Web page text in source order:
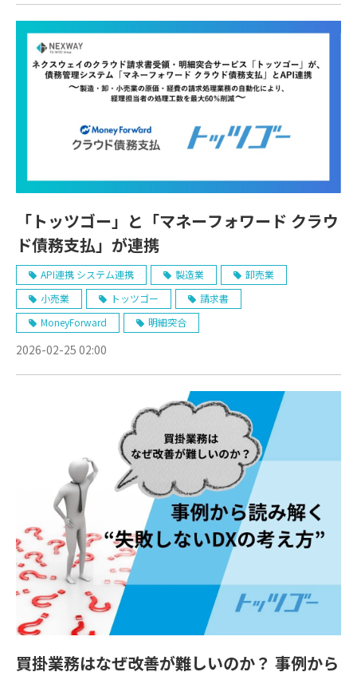
「トッツゴー」と「マネーフォワード クラウ
ド債務支払」が連携
API連携 システム連携 製造業
卸売業
小売業
トッツゴー
請求書
MoneyForward
明細突合
2026-02-25 02:00
買掛業務はなぜ改善が難しいのか？ 事例から